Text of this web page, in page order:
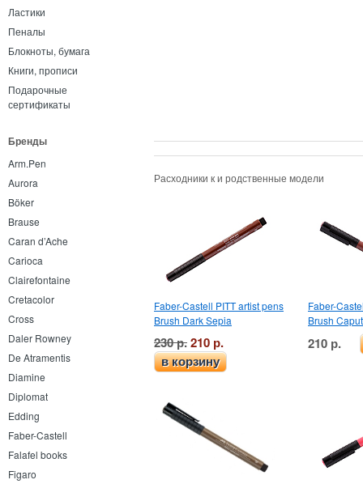
Ластики
Пеналы
Блокноты, бумага
Книги, прописи
Подарочные
сертификаты
Бренды
Arm.Pen
Aurora
Böker
Brause
Caran d’Ache
Carioca
Clairefontaine
Cretacolor
Cross
Daler Rowney
De Atramentis
Diamine
Diplomat
Edding
Faber-Castell
Falafel books
Figaro
Расходники к и родственные модели
Faber-Castell PITT artist pens
Brush Dark Sepia
230 р.210 р.
в корзину
Faber-
Brush
210 р.